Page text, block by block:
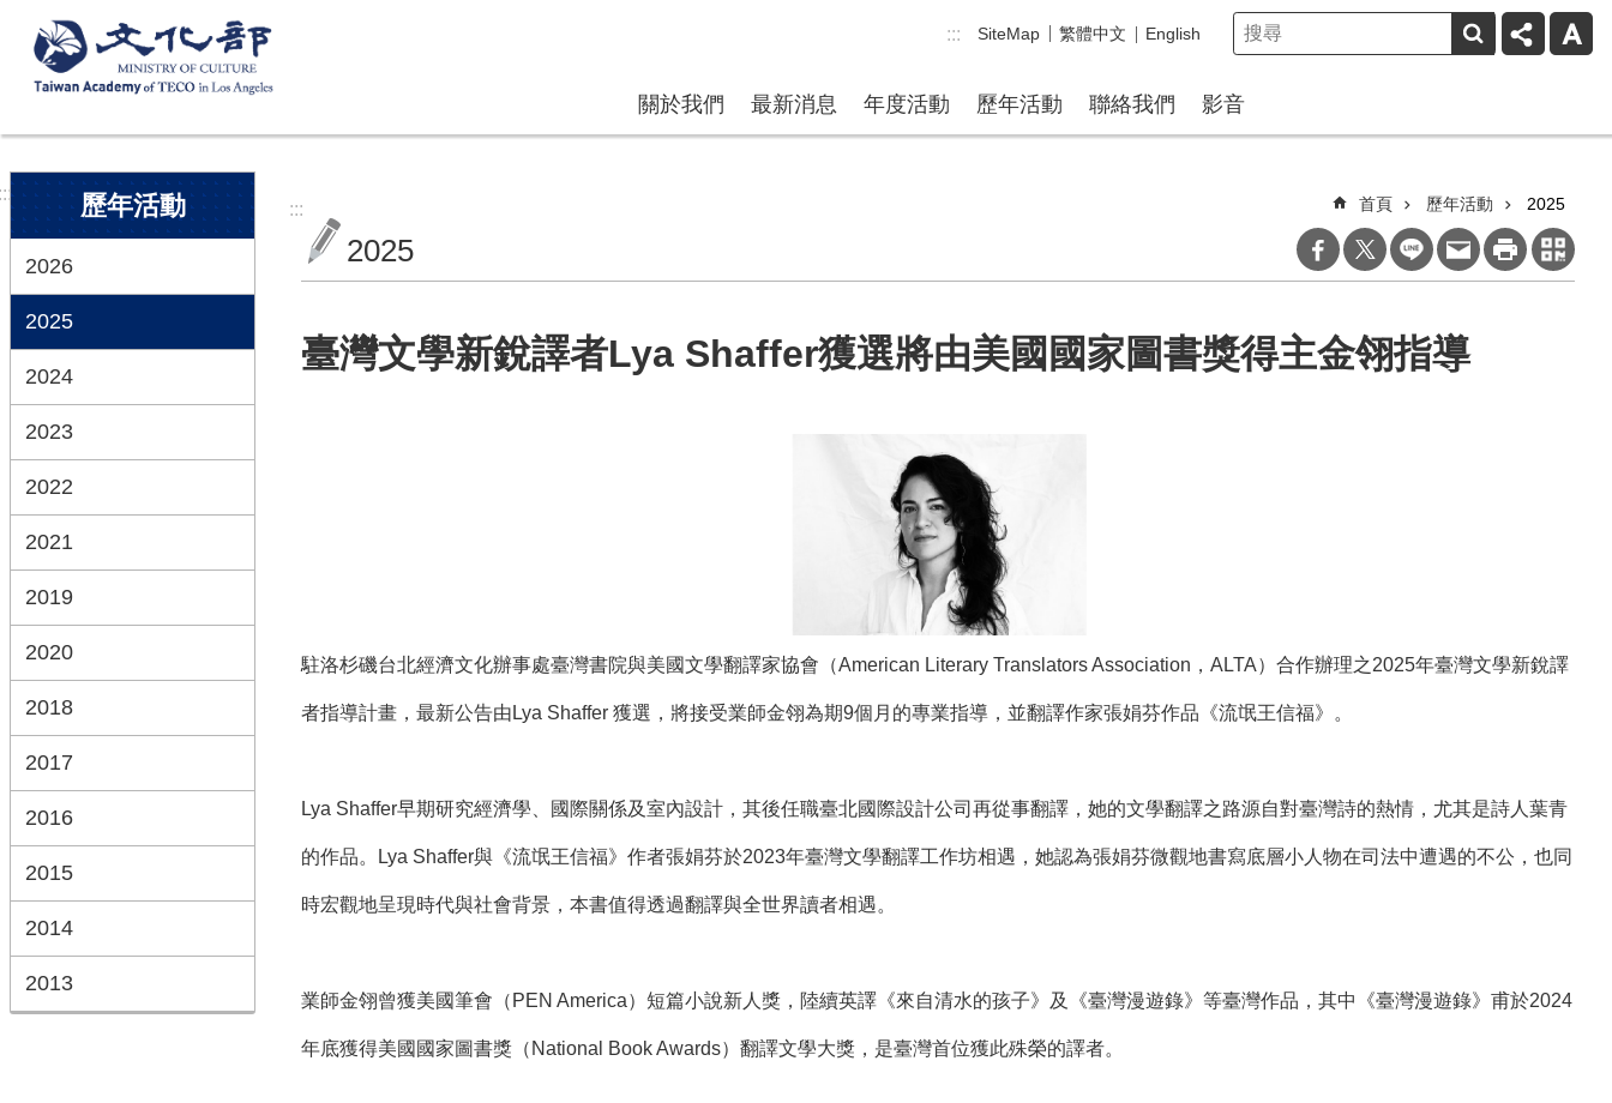
跳到主要內容區塊
::: SiteMap 繁體中文 English
關於我們 最新消息 年度活動 歷年活動 聯絡我們 影音
歷年活動
2026
2025
2024
2023
2022
2021
2019
2020
2018
2017
2016
2015
2014
2013
::: 首頁 歷年活動 2025
2025
臺灣文學新銳譯者Lya Shaffer獲選將由美國國家圖書獎得主金翎指導
駐洛杉磯台北經濟文化辦事處臺灣書院與美國文學翻譯家協會（American Literary Translators Association，ALTA）合作辦理之2025年臺灣文學新銳譯
者指導計畫，最新公告由Lya Shaffer 獲選，將接受業師金翎為期9個月的專業指導，並翻譯作家張娟芬作品《流氓王信福》。
Lya Shaffer早期研究經濟學、國際關係及室內設計，其後任職臺北國際設計公司再從事翻譯，她的文學翻譯之路源自對臺灣詩的熱情，尤其是詩人葉青
的作品。Lya Shaffer與《流氓王信福》作者張娟芬於2023年臺灣文學翻譯工作坊相遇，她認為張娟芬微觀地書寫底層小人物在司法中遭遇的不公，也同
時宏觀地呈現時代與社會背景，本書值得透過翻譯與全世界讀者相遇。
業師金翎曾獲美國筆會（PEN America）短篇小說新人獎，陸續英譯《來自清水的孩子》及《臺灣漫遊錄》等臺灣作品，其中《臺灣漫遊錄》甫於2024
年底獲得美國國家圖書獎（National Book Awards）翻譯文學大獎，是臺灣首位獲此殊榮的譯者。